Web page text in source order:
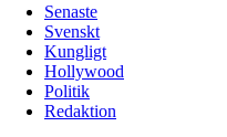
Senaste
Svenskt
Kungligt
Hollywood
Politik
Redaktion